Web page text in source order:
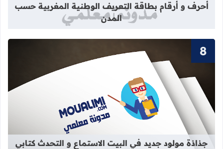
أحرف و أرقام بطاقة التعريف الوطنية المغربية حسب
المدن
قراءة المزيد عن جذاذة مولود جديد
جذاذة مولود جديد في البيت الاستماع و التحدث كتابي